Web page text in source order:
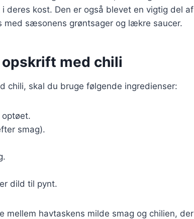
kost. Den er også blevet en vigtig del af
med sæsonens grøntsager og lækre saucer.
med chili
chili, skal du bruge følgende ingredienser:
smag).
dild til pynt.
mellem havtaskens milde smag og chilien, der